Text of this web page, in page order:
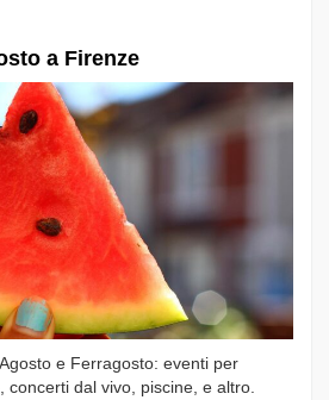
a Firenze
e Ferragosto: eventi per
concerti dal vivo, piscine, e altro.